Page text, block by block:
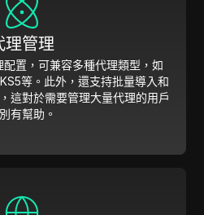
理管理
置，可兼容多種代理類型，如
等。此外，還支持批量導入和
這對於需要管理大量代理的用戶
有幫助。